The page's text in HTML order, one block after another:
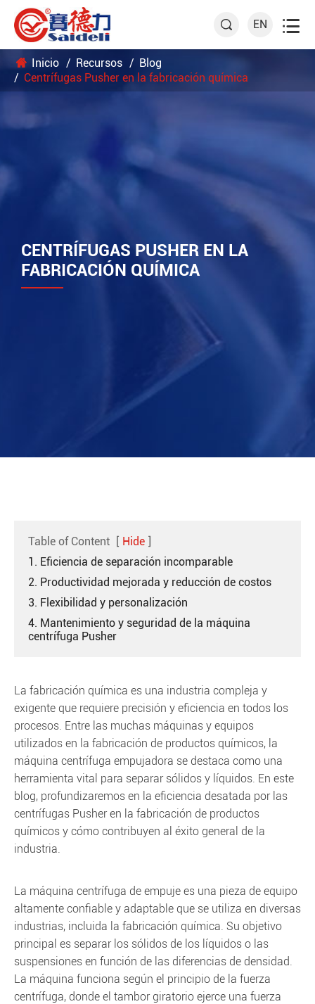
 EN 
Inicio Recursos
Blog
Centrífugas Pusher en la fabricación química
CENTRÍFUGAS PUSHER EN LA
FABRICACIÓN QUÍMICA
Table of Content [ Hide ]
1. Eficiencia de separación incomparable
2. Productividad mejorada y reducción de costos
3. Flexibilidad y personalización
4. Mantenimiento y seguridad de la máquina
centrífuga Pusher
La fabricación química es una industria compleja y
exigente que requiere precisión y eficiencia en todos los
procesos. Entre las muchas máquinas y equipos
utilizados en la fabricación de productos químicos, la
máquina centrífuga empujadora se destaca como una
herramienta vital para separar sólidos y líquidos. En este
blog, profundizaremos en la eficiencia desatada por las
centrífugas Pusher en la fabricación de productos
químicos y cómo contribuyen al éxito general de la
industria.
La máquina centrífuga de empuje es una pieza de equipo
altamente confiable y adaptable que se utiliza en diversas
industrias, incluida la fabricación química. Su objetivo
principal es separar los sólidos de los líquidos o las
suspensiones en función de las diferencias de densidad.
La máquina funciona según el principio de la fuerza
centrífuga, donde el tambor giratorio ejerce una fuerza